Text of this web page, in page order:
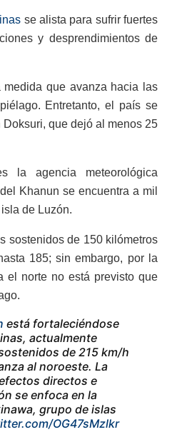
se alista para sufrir fuertes
y desprendimientos de
medida que avanza hacia las
Entretanto, el país se
que dejó al menos 25
la agencia meteorológica
Khanun se encuentra a mil
de Luzón.
sostenidos de 150 kilómetros
185; sin embargo, por la
el norte no está previsto que
está fortaleciéndose
actualmente
de 215 km/h
al noroeste. La
directos e
se enfoca en la
grupo de islas
OG47sMzlkr